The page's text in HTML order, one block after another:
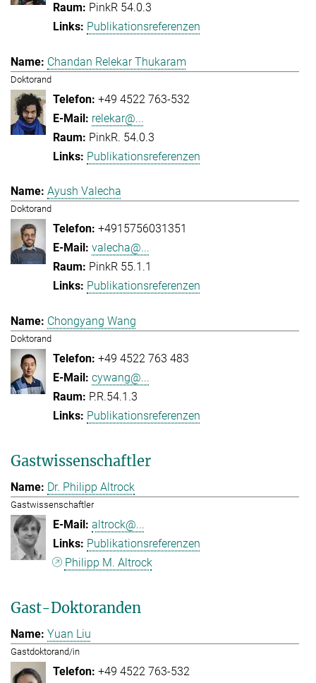
PinkR 54.0.3
Publikationsreferenzen
Chandan Relekar Thukaram
Doktorand
+49 4522 763-532
relekar@...
PinkR. 54.0.3
Publikationsreferenzen
Ayush Valecha
Doktorand
+4915756031351
valecha@...
PinkR 55.1.1
Publikationsreferenzen
Chongyang Wang
Doktorand
+49 4522 763 483
cywang@...
P.R.54.1.3
Publikationsreferenzen
Gastwissenschaftler
Dr. Philipp Altrock
Gastwissenschaftler
altrock@...
Publikationsreferenzen
Philipp M. Altrock
Gast-Doktoranden
Yuan Liu
Gastdoktorand/in
+49 4522 763-532